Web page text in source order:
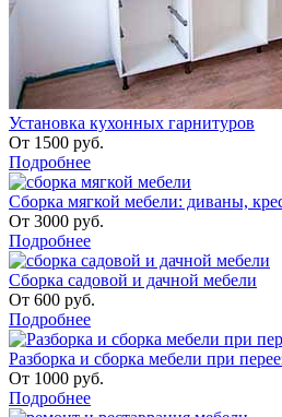
Установка кухонных гарнитуров
От 1500 руб.
Подробнее
Сборка мягкой мебели: диваны,
От 3000 руб.
Подробнее
Сборка садовой и дачной мебели
От 600 руб.
Подробнее
Разборка и сборка мебели при
От 1000 руб.
Подробнее